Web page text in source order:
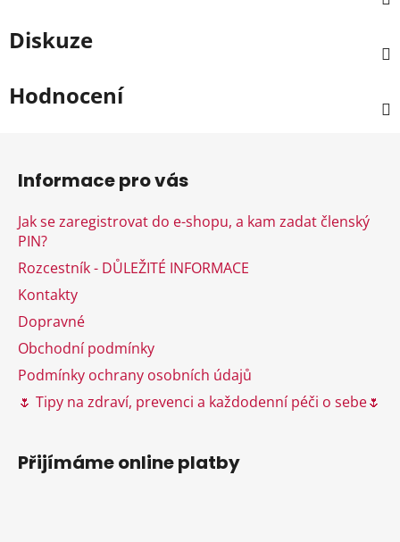
Diskuze
Hodnocení
Informace pro vás
Jak se zaregistrovat do e-shopu, a kam zadat členský
PIN?
Rozcestník - DŮLEŽITÉ INFORMACE
Kontakty
Dopravné
Obchodní podmínky
Podmínky ochrany osobních údajů
🌷 Tipy na zdraví, prevenci a každodenní péči o sebe🌷
Přijímáme online platby